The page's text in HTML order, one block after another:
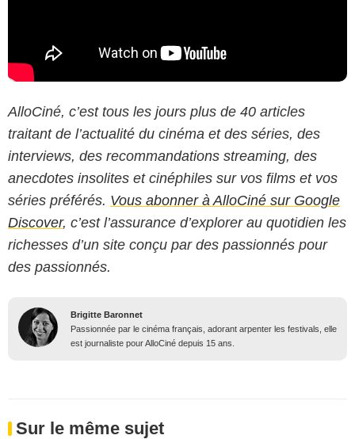
AlloCiné, c’est tous les jours plus de 40 articles
traitant de l’actualité du cinéma et des séries, des
interviews, des recommandations streaming, des
anecdotes insolites et cinéphiles sur vos films et vos
séries préférés. Vous abonner à AlloCiné sur Google
Discover, c’est l’assurance d’explorer au quotidien les
richesses d’un site conçu par des passionnés pour
des passionnés.
Brigitte Baronnet
Passionnée par le cinéma français, adorant arpenter les festivals, elle
est journaliste pour AlloCiné depuis 15 ans.
Sur le même sujet